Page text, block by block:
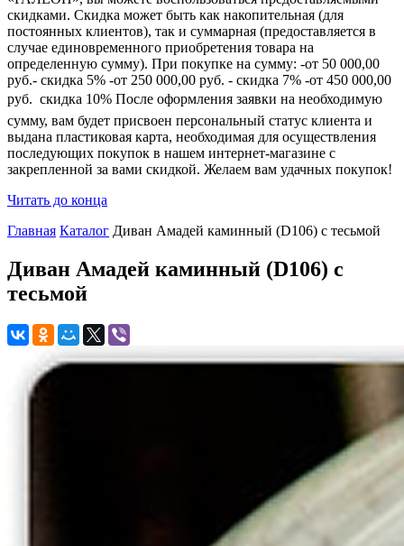
скидками. Скидка может быть как накопительная (для
постоянных клиентов), так и суммарная (предоставляется в
случае единовременного приобретения товара на
определенную сумму). При покупке на сумму: -от 50 000,00
руб.- скидка 5% -от 250 000,00 руб. - скидка 7% -от 450 000,00
руб.  скидка 10% После оформления заявки на необходимую
сумму, вам будет присвоен персональный статус клиента и
выдана пластиковая карта, необходимая для осуществления
последующих покупок в нашем интернет-магазине с
закрепленной за вами скидкой. Желаем вам удачных покупок!
Читать до конца
Главная Каталог Диван Амадей каминный (D106) с тесьмой
Диван Амадей каминный (D106) с
тесьмой